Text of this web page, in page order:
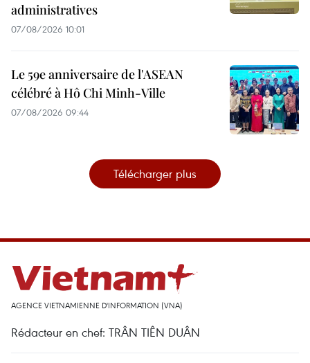
administratives
07/08/2026 10:01
Le 59e anniversaire de l'ASEAN
célébré à Hô Chi Minh-Ville
07/08/2026 09:44
Télécharger plus
AGENCE VIETNAMIENNE D'INFORMATION (VNA)
Rédacteur en chef: TRÂN TIÊN DUÂN